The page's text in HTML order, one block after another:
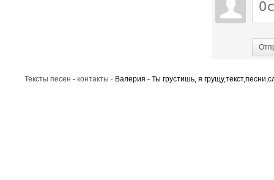
Тексты песен - контакты · Валерия - Ты грустишь, я